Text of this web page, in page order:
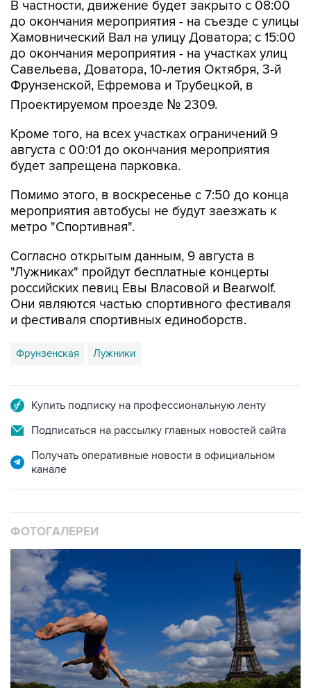
В частности, движение будет закрыто с 08:00
до окончания мероприятия - на съезде с улицы
Хамовнический Вал на улицу Доватора; с 15:00
до окончания мероприятия - на участках улиц
Савельева, Доватора, 10-летия Октября, 3-й
Фрунзенской, Ефремова и Трубецкой, в
Проектируемом проезде № 2309.
Кроме того, на всех участках ограничений 9
августа с 00:01 до окончания мероприятия
будет запрещена парковка.
Помимо этого, в воскресенье с 7:50 до конца
мероприятия автобусы не будут заезжать к
метро "Спортивная".
Согласно открытым данным, 9 августа в
"Лужниках" пройдут бесплатные концерты
российских певиц Евы Власовой и Bearwolf.
Они являются частью спортивного фестиваля
и фестиваля спортивных единоборств.
Фрунзенская Лужники
Купить подписку на профессиональную ленту
Подписаться на рассылку главных новостей сайта
Получать оперативные новости в официальном
канале
ФОТОГАЛЕРЕИ